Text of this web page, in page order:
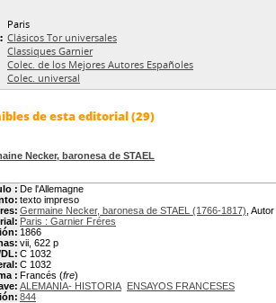
Paris
Clásicos Tor universales
Classiques Garnier
Colec. de los Mejores Autores Españoles
Colec. universal
de esta editorial (29)
Necker, baronesa de STAEL
: De l'Allemagne
texto impreso
Germaine Necker, baronesa de STAEL (1766-1817) , Autor
Paris : Garnier Fréres
1866
vii, 622 p
C 1032
C 1032
: Francés (fre)
ALEMANIA- HISTORIA ENSAYOS FRANCESES
844